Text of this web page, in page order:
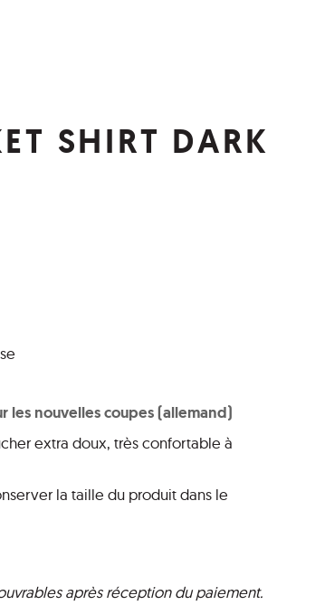
SHIRT DARK
les nouvelles coupes (allemand)
extra doux, très confortable à
la taille du produit dans le
après réception du paiement.